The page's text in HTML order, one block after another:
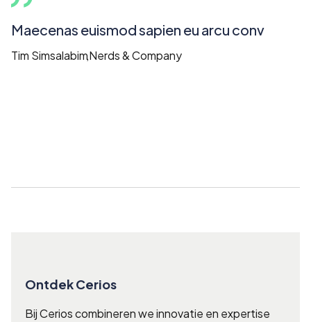
Maecenas euismod sapien eu arcu conv
Tim Simsalabim,Nerds & Company
Ontdek Cerios
Bij Cerios combineren we innovatie en expertise